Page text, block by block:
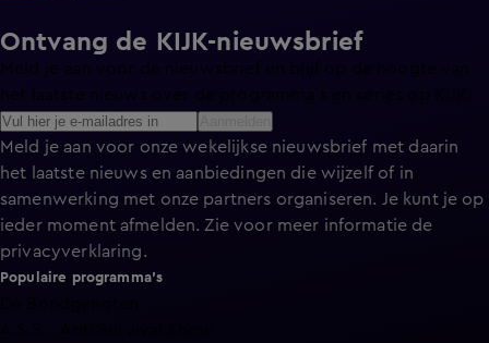
Ontvang de KIJK-nieuwsbrief
Meld je aan voor onze wekelijkse nieuwsbrief met daarin
het laatste nieuws en aanbiedingen die wijzelf of in
samenwerking met onze partners organiseren. Je kunt je op
ieder moment afmelden. Zie voor meer informatie de
privacyverklaring.
Populaire programma's